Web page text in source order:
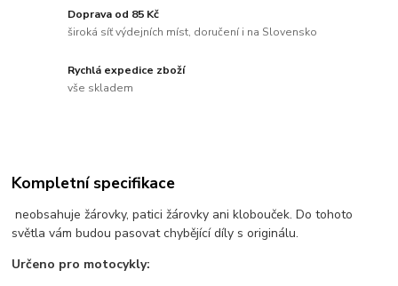
Doprava od 85 Kč
široká síť výdejních míst, doručení i na Slovensko
Rychlá expedice zboží
vše skladem
Kompletní specifikace
neobsahuje žárovky, patici žárovky ani klobouček. Do tohoto
světla vám budou pasovat chybějící díly s originálu.
Určeno pro motocykly: